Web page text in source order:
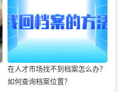
在人才市场找不到档案怎么办？
如何查询档案位置？